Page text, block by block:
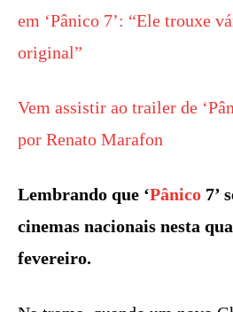
em ‘Pânico 7’: “Ele trouxe
original”
Vem assistir ao trailer de
por Renato Marafon
Lembrando que ‘Pânico 7’
cinemas nacionais nesta
fevereiro.